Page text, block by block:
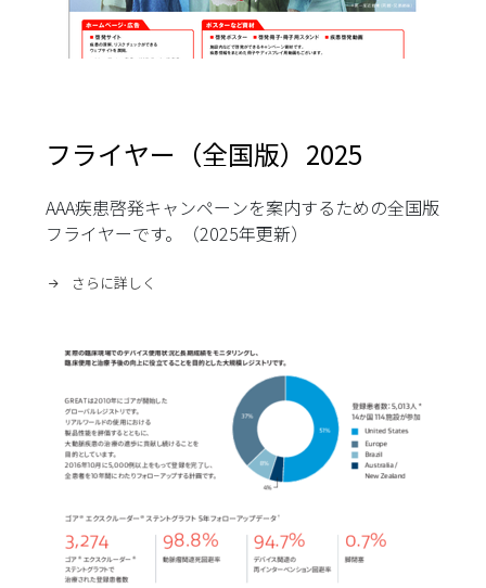
フライヤー（全国版）2025
AAA疾患啓発キャンペーンを案内するための全国版
フライヤーです。（2025年更新）
さらに詳しく